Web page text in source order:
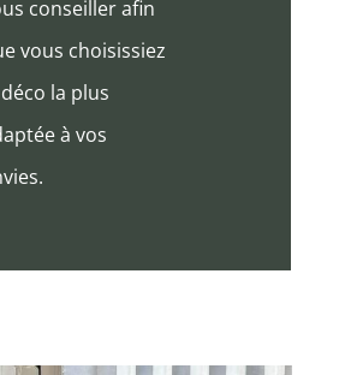
conseiller afin
vous choisissiez
la plus
à vos